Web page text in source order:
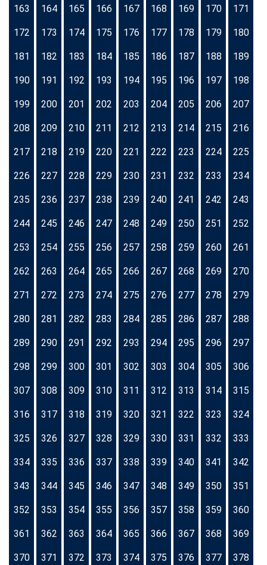
163 164 165 166 167 168 169 170 171
172 173 174 175 176 177 178 179 180
181 182 183 184 185 186 187 188 189
190 191 192 193 194 195 196 197 198
199 200 201 202 203 204 205 206 207
208 209 210 211 212 213 214 215 216
217 218 219 220 221 222 223 224 225
226 227 228 229 230 231 232 233 234
235 236 237 238 239 240 241 242 243
244 245 246 247 248 249 250 251 252
253 254 255 256 257 258 259 260 261
262 263 264 265 266 267 268 269 270
271 272 273 274 275 276 277 278 279
280 281 282 283 284 285 286 287 288
289 290 291 292 293 294 295 296 297
298 299 300 301 302 303 304 305 306
307 308 309 310 311 312 313 314 315
316 317 318 319 320 321 322 323 324
325 326 327 328 329 330 331 332 333
334 335 336 337 338 339 340 341 342
343 344 345 346 347 348 349 350 351
352 353 354 355 356 357 358 359 360
361 362 363 364 365 366 367 368 369
370 371 372 373 374 375 376 377 378